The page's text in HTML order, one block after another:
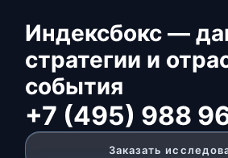
Индексбокс —
стратегии и
события
+7 (495) 988
Заказать